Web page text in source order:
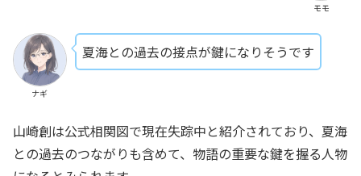
モモ
ナギ
夏海との過去の接点が鍵になりそうです
山崎創は公式相関図で現在失踪中と紹介されており、夏海
との過去のつながりも含めて、物語の重要な鍵を握る人物